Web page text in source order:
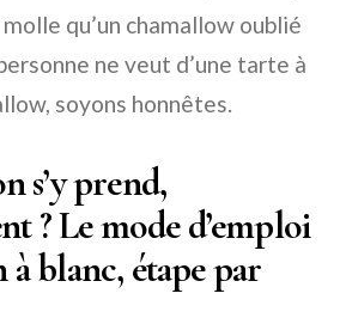
qu’un chamallow oublié
ne veut d’une tarte à
soyons honnêtes.
s’y prend,
? Le mode d’emploi
à blanc, étape par